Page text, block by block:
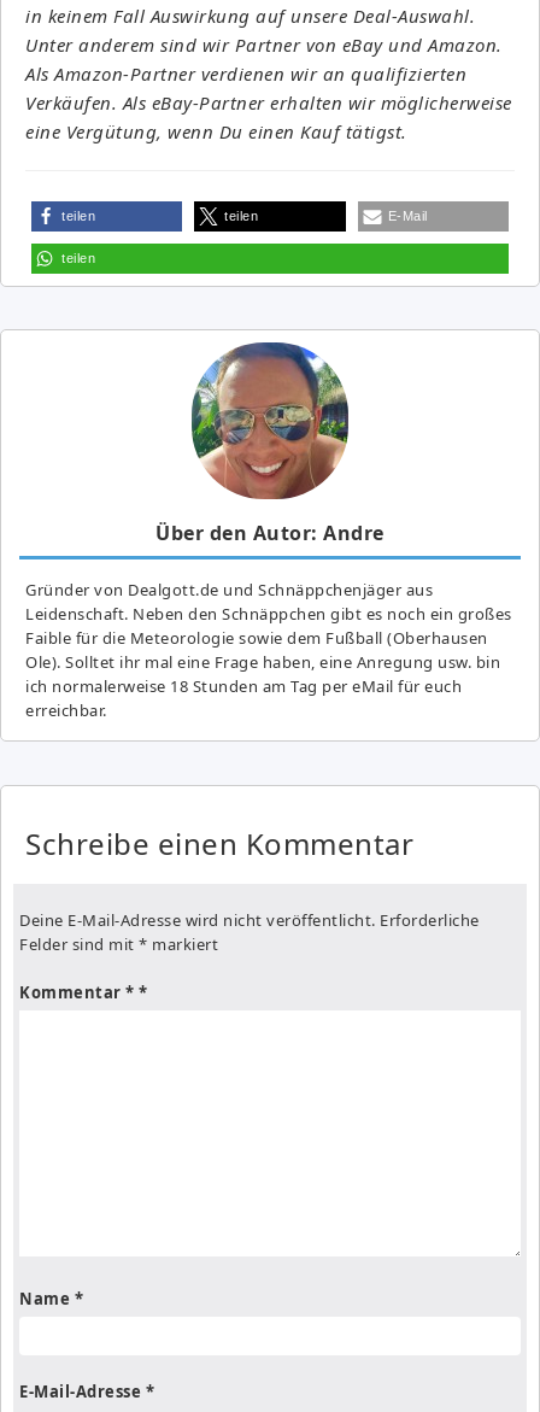
in keinem Fall Auswirkung auf unsere Deal-Auswahl.
Unter anderem sind wir Partner von eBay und Amazon.
Als Amazon-Partner verdienen wir an qualifizierten
Verkäufen. Als eBay-Partner erhalten wir möglicherweise
eine Vergütung, wenn Du einen Kauf tätigst.
teilen teilen E-Mail
teilen
Über den Autor: Andre
Gründer von Dealgott.de und Schnäppchenjäger aus
Leidenschaft. Neben den Schnäppchen gibt es noch ein großes
Fai­ble für die Meteorologie sowie dem Fußball (Oberhausen
Ole). Solltet ihr mal eine Frage haben, eine Anregung usw. bin
ich normalerweise 18 Stunden am Tag per eMail für euch
erreichbar.
Schreibe einen Kommentar
Deine E-Mail-Adresse wird nicht veröffentlicht. Erforderliche
Felder sind mit * markiert
Kommentar *
Name *
E-Mail-Adresse *